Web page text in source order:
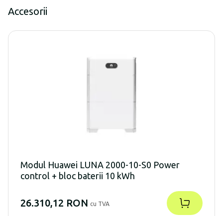
Accesorii
Modul Huawei LUNA 2000-10-S0 Power
control + bloc baterii 10 kWh
26.310,12 RON cu TVA